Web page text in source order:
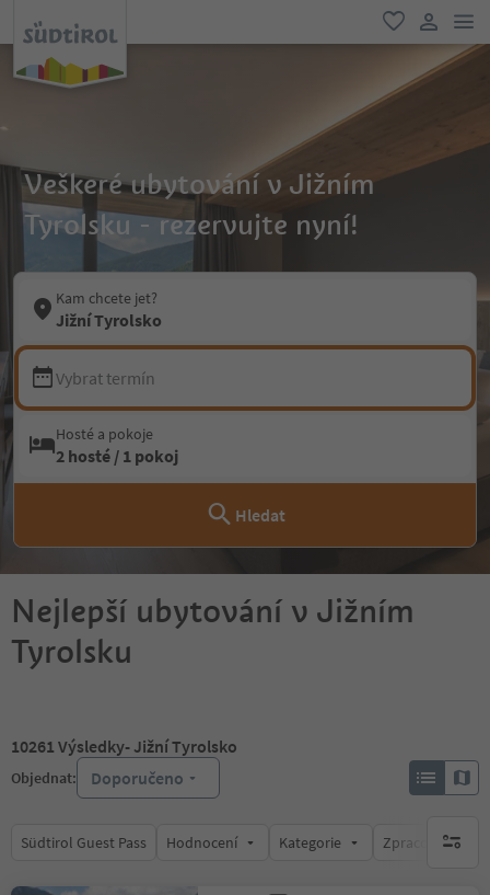
oblíbené
Veškeré ubytování v Jižním
Tyrolsku - rezervujte nyní!
Kam chcete jet?
Jižní Tyrolsko
Vybrat termín
Hosté a pokoje
2 hosté / 1 pokoj
Hledat
Nejlepší ubytování v Jižním
Tyrolsku
10261 Výsledky- Jižní Tyrolsko
Objednat: Doporučeno
Südtirol Guest Pass Hodnocení Kategorie Zpracovávábrak